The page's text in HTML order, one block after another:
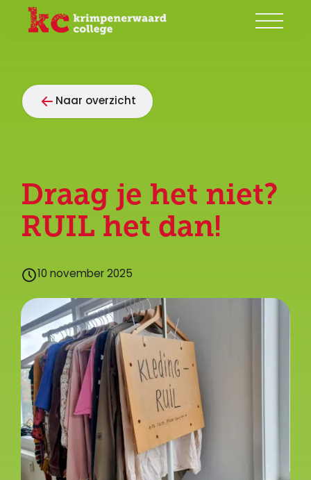
Onze school
Groep 7/8
Leerlingen
Contact
Naar overzicht
Draag je het niet?
RUIL het dan!
10 november 2025